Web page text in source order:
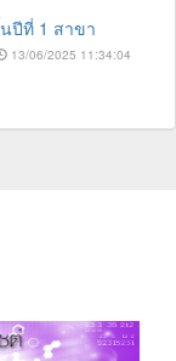
ปีที่ 1 สาขา
13/06/2025 11:34:04